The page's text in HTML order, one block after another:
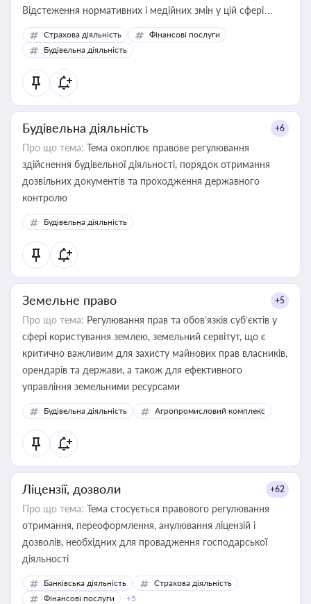
Відстеження нормативних і медійних змін у цій сфері
корисне для власника бізнесу, керівника, юриста або
бухгалтера під час оподаткування, приватизації, оренди
державного майна, корпоративних угод і перевірки
статусу суб'єктів оціночної діяльності
Страхова діяльність
Фінансові послуги
Будівельна діяльність
Будівельна діяльність +6
Про що тема: Тема охоплює правове регулювання
здійснення будівельної діяльності, порядок отримання
дозвільних документів та проходження державного
контролю
Будівельна діяльність
Земельне право +5
Про що тема: Регулювання прав та обов’язків суб’єктів у
сфері користування землею, земельний сервітут, що є
критично важливим для захисту майнових прав власників,
орендарів та держави, а також для ефективного
управління земельними ресурсами
Будівельна діяльність Агропромисловий комплекс
Ліцензії, дозволи +62
Про що тема: Тема стосується правового регулювання
отримання, переоформлення, анулювання ліцензій і
дозволів, необхідних для провадження господарської
діяльності
Банківська діяльність
Страхова діяльність
Фінансові послуги
+5